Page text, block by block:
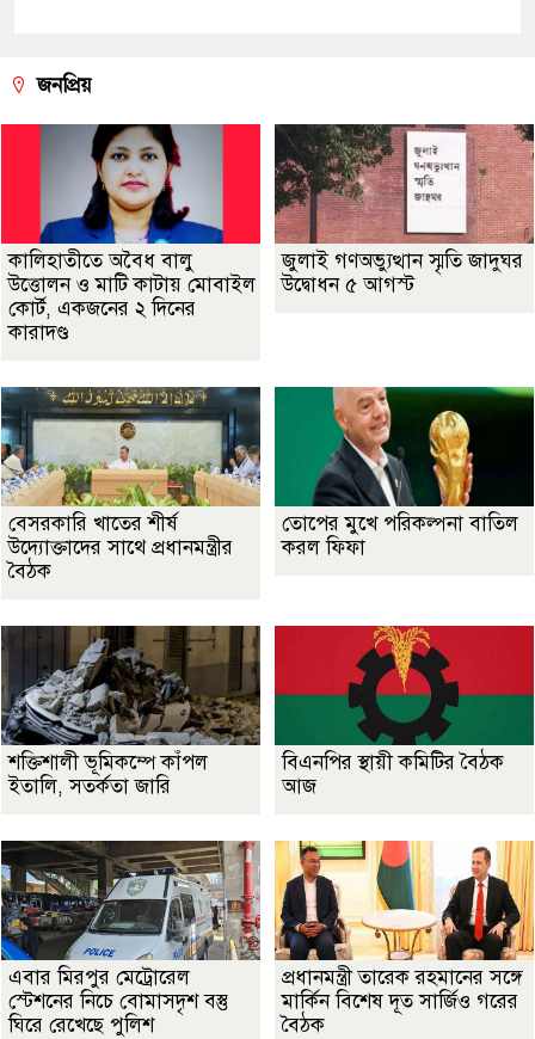
জনপ্রিয়
কালিহাতীতে অবৈধ বালু
উত্তোলন ও মাটি কাটায় মোবাইল
কোর্ট, একজনের ২ দিনের
কারাদণ্ড
জুলাই গণঅভ্যুত্থান স্মৃতি জাদুঘর
উদ্বোধন ৫ আগস্ট
বেসরকারি খাতের শীর্ষ
উদ্যোক্তাদের সাথে প্রধানমন্ত্রীর
বৈঠক
তোপের মুখে পরিকল্পনা বাতিল
করল ফিফা
শক্তিশালী ভূমিকম্পে কাঁপল
ইতালি, সতর্কতা জারি
বিএনপির স্থায়ী কমিটির বৈঠক
আজ
এবার মিরপুর মেট্রোরেল
স্টেশনের নিচে বোমাসদৃশ বস্তু
ঘিরে রেখেছে পুলিশ
প্রধানমন্ত্রী তারেক রহমানের সঙ্গে
মার্কিন বিশেষ দূত সার্জিও গরের
বৈঠক